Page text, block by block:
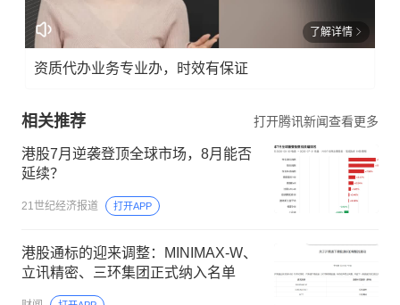
了解详情
资质代办业务专业办，时效有保证
相关推荐 打开腾讯新闻查看更多
港股7月逆袭登顶全球市场，8月能否
延续？
21世纪经济报道 打开APP
港股通标的迎来调整：MINIMAX‑W、
立讯精密、三环集团正式纳入名单